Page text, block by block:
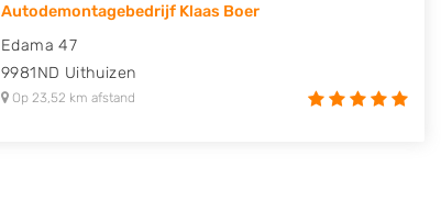
Autodemontagebedrijf Klaas Boer
Edama 47
9981ND Uithuizen
Op 23,52 km afstand